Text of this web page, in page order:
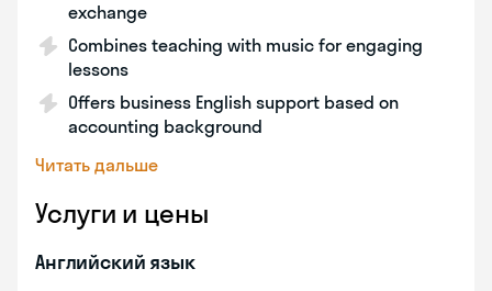
exchange
Combines teaching with music for engaging
lessons
Offers business English support based on
accounting background
Читать дальше
Услуги и цены
Английский язык